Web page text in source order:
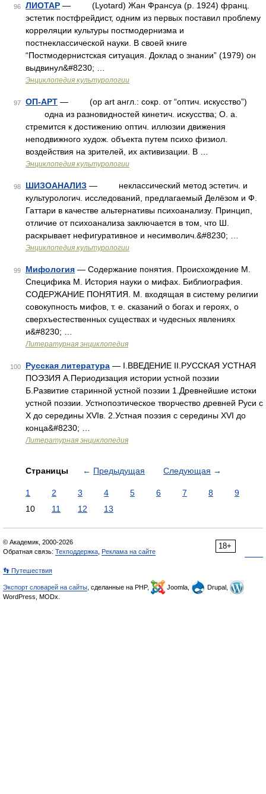
96 ЛИОТАР — (Lyotard) Жан Франсуа (р. 1924) франц.
эстетик постфрейдист, одним из первых поставил проблему
корреляции культуры постмодернизма и
постнеклассической науки. В своей книге
“Постмодернистская ситуация. Доклад о знании” (1979) он
выдвинул&#8230; …
Энциклопедия культурологии
97 ОП-АРТ — (op art англ.: сокр. от “оптич. искусство”)
одна из разновидностей кинетич. искусства; О. а.
стремится к достижению оптич. иллюзии движения
неподвижного худож. объекта путем психо физиол.
воздействия на зрителей, их активизации. В …
Энциклопедия культурологии
98 ШИЗОАНАЛИЗ — неклассический метод эстетич. и
культурологич. исследований, предлагаемый Делёзом и Ф.
Гаттари в качестве альтернативы психоанализу. Принцип,
отличие от психоанализа заключается в том, что Ш.
раскрывает нефигуративное и несимволич.&#8230; …
Энциклопедия культурологии
99 Мифология — Содержание понятия. Происхождение М.
Специфика М. История науки о мифах. Библиография.
СОДЕРЖАНИЕ ПОНЯТИЯ. М. входящая в систему религии
совокупность мифов, т. е. сказаний о богах и героях, о
сверхъестественных существах и чудесных явлениях
и&#8230; …
Литературная энциклопедия
100 Русская литература — I.ВВЕДЕНИЕ II.РУССКАЯ УСТНАЯ
ПОЭЗИЯ А.Периодизация истории устной поэзии
Б.Развитие старинной устной поэзии 1.Древнейшие истоки
устной поэзии. Устнопоэтическое творчество древней Руси с
X до середины XVIв. 2.Устная поэзия с середины XVI до
конца&#8230; …
Литературная энциклопедия
Страницы ← Предыдущая Следующая →
1 2 3 4 5 6 7 8
9
10
11 12 13
18+
© Академик, 2000-2026
Обратная связь: Техподдержка Реклама на сайте
👣 Путешествия
Экспорт словарей на сайты , сделанные на PHP, Joomla,
Drupal,
WordPress, MODx.